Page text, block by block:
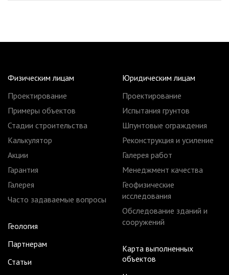
Физическим лицам
Проектирование
Примеры объектов
Стадии строительства
Калькулятор
Акции
Гарантия
Галерея
Часто задаваемые вопросы
Геология
Партнерам
Статьи
Юридическим лицам
Проектирование
Испытания грунтов
Шпунтовые ограждения
Реконструкция и усиление
Галерея работ
Менеджмент качества
Геофизические
исследования
Обследование зданий и
сооружений
Карта выполненных
объектов